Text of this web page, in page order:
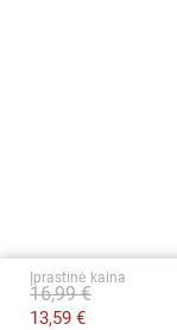
Įprastinė kaina
13,59 €
16,99 €